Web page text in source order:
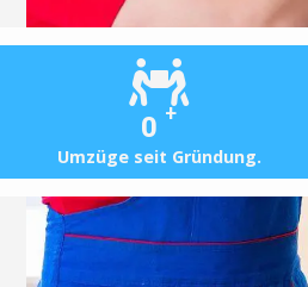
0 +
Umzüge seit Gründung.